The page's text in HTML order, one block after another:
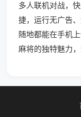
多人联机对战，
捷，运行无广告
随地都能在手机
麻将的独特魅力